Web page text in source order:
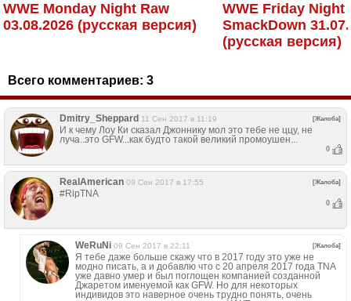
WWE Monday Night Raw
03.08.2026 (русская версия)
WWE Friday Night
SmackDown
(русская версия)
Всего комментариев: 3
Dmitry_Sheppard 11 Сен 2017 в 11:19 [Жалоба]
И к чему Лоу Ки сказал Джоннику мол это тебе не ццу, не
луча..это GFW...как будто такой великий промоушен...
0
RealAmerican 09 Сен 2017 в 17:55 [Жалоба]
#RipTNA
0
WeRuNi 09 Сен 2017 в 22:11 [Жалоба]
Я тебе даже больше скажу что в 2017 году это уже не
модно писать, а и добавлю что с 20 апреля 2017 года TNA
уже давно умер и был поглощен компанией созданной
Джаретом именуемой как GFW. Но для некоторых
индивидов это наверное очень трудно понять, очень